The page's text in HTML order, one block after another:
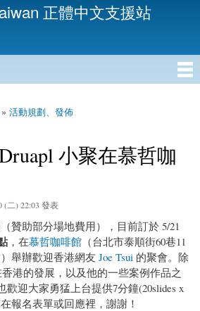
正體中文支援站
» 活動規劃、發佈
小聚在慕哲咖
(二) 22:03 發表
贊助部分場地費用），目前訂於 5/21
，在慕哲咖啡館 （台北市泰順街60巷11
舉辦歡迎香港網友 Joe Tsui 的聚會。除
香港的發展，以及他的一些案例作品之
歡迎大家勇猛上台提供7分鐘(20slides x
報名表單或回應裡，謝謝！